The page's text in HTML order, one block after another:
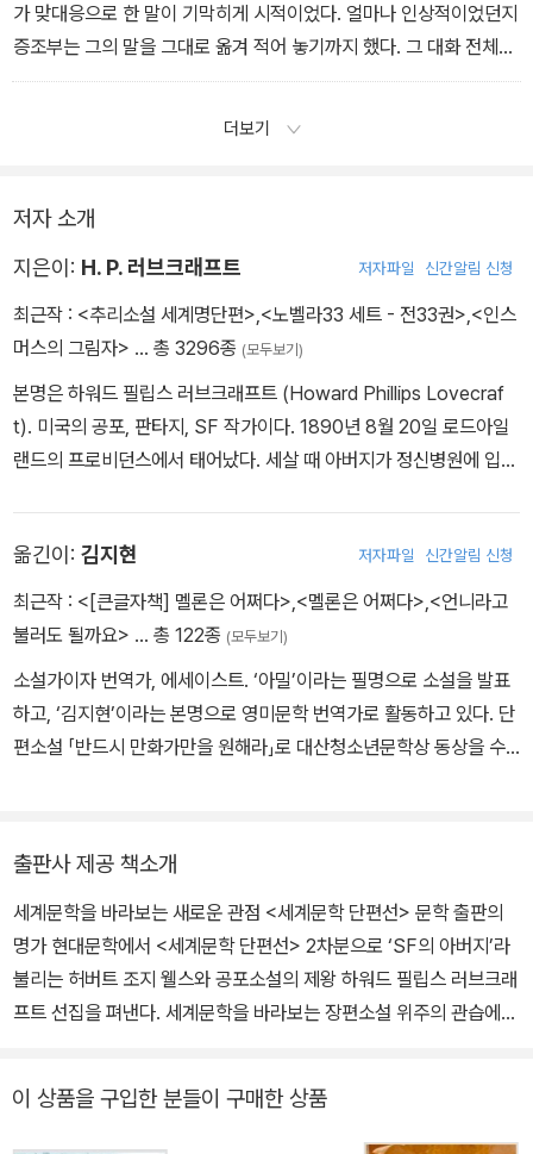
가 맞대응으로 한 말이 기막히게 시적이었다. 얼마나 인상적이었던지
증조부는 그의 말을 그대로 옮겨 적어 놓기까지 했다. 그 대화 전체를
대표하는 주제문이자 지극히 윌콕스다운 말이었다. ˝네, 만든 지 얼마
더보기
저자 소개
지은이: H. P. 러브크래프트 저자파일 신간알림 신청
최근작 : <추리소설 세계명단편> <노벨라33 세트 - 전33권> <인스
머스의 그림자> … 총 3296종 (모두보기)
본명은 하워드 필립스 러브크래프트 (Howard Phillips Lovecraf
t). 미국의 공포, 판타지, SF 작가이다. 1890년 8월 20일 로드아일
랜드의 프로비던스에서 태어났다. 세살 때 아버지가 정신병원에 입원
숙한 소년으로 자란다. 학창 시절 내내 소설 습작을 계속하지만 190
4년 외조부가 사망하자 신경 발작을 일으켜 고교 중퇴와 대학 진학
포기라는 악몽을 맛본다. 낙담한 그는 폐쇄적인 생활을 통해 ‘괴이한
이한 작품들’을 세상에 내보일 채비를 갖춘다. 점차 명성을 쌓아가던
그는 일군의 아마추어 작가들에게 추앙받으며 서서히 ‘러브크래프트
문학 계보(Lovecraft Circle)’를 형성한다. 컬트적 인기로는 포와 톨
일어선 그는 크툴루를 비롯한 무수한 창조물과 「네크로노미콘」,「프나
4년부터 나타난 대장암과 신장염 증세로 고통받다 1937년 3월 19
일 사망하였다. 생전에 빛을 보지 못했던 그의 작품 세계는 후대에 재
평가되어 공포 소설의 선구자로 인정받는 것은 물론, 장르를 넘나들
며 무수히 변용될 정도로 독보적인 위치를 점하고 있다.
옮긴이: 김지현 저자파일 신간알림 신청
최근작 : <[큰글자책] 멜론은 어쩌다> <멜론은 어쩌다> <언니라고
불러도 될까요> … 총 122종 (모두보기)
소설가이자 번역가, 에세이스트. ‘아밀’이라는 필명으로 소설을 발표
하고, ‘김지현’이라는 본명으로 영미문학 번역가로 활동하고 있다. 단
편소설 「반드시 만화가만을 원해라」로 대산청소년문학상 동상을 수
소설 『너라는 이름의 숲』 등이 있으며, 옮긴 책으로 『인센디어리스』
『네 사랑을 먹어라』 『기쁨의 황제』 『조반니의 방』 등이 있다.
출판사 제공 책소개
세계문학을 바라보는 새로운 관점 <세계문학 단편선> 문학 출판의
명가 현대문학에서 <세계문학 단편선> 2차분으로 ‘SF의 아버지’라
불리는 허버트 조지 웰스와 공포소설의 제왕 하워드 필립스 러브크래
프트 선집을 펴낸다. 세계문학을 바라보는 장편소설 위주의 관습에서
들과 단편소설이라는 장르의 형성과 발전에 불가결한 대표 단편 작가
들을 소개할 것이다. 아울러 지구촌 시대에 걸맞게 여태까지 우리에
이 상품을 구입한 분들이 구매한 상품